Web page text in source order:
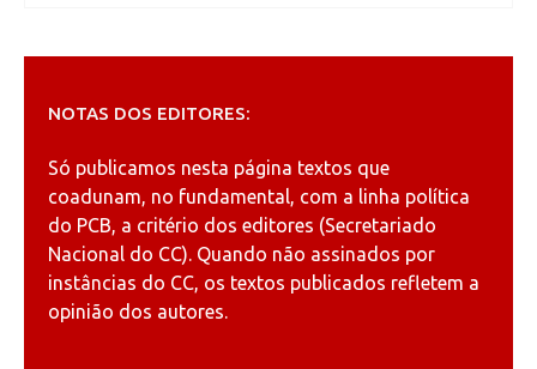
NOTAS DOS EDITORES:
Só publicamos nesta página textos que
coadunam, no fundamental, com a linha política
do PCB, a critério dos editores (Secretariado
Nacional do CC). Quando não assinados por
instâncias do CC, os textos publicados refletem a
opinião dos autores.